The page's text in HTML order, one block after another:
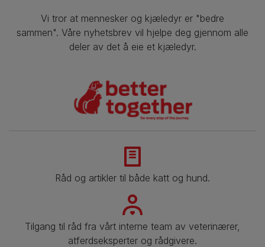
Vi tror at mennesker og kjæledyr er "bedre
sammen". Våre nyhetsbrev vil hjelpe deg gjennom alle
deler av det å eie et kjæledyr.
Råd og artikler til både katt og hund.
Tilgang til råd fra vårt interne team av veterinærer,
atferdseksperter og rådgivere.